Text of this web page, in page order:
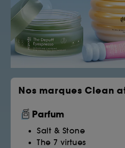
Nos marques Clean
Parfum
Salt & Stone
The 7 virtues